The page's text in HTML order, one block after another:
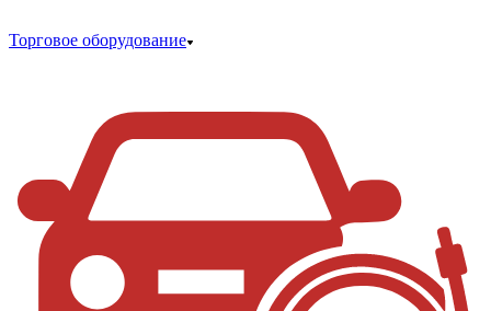
Торговое оборудование